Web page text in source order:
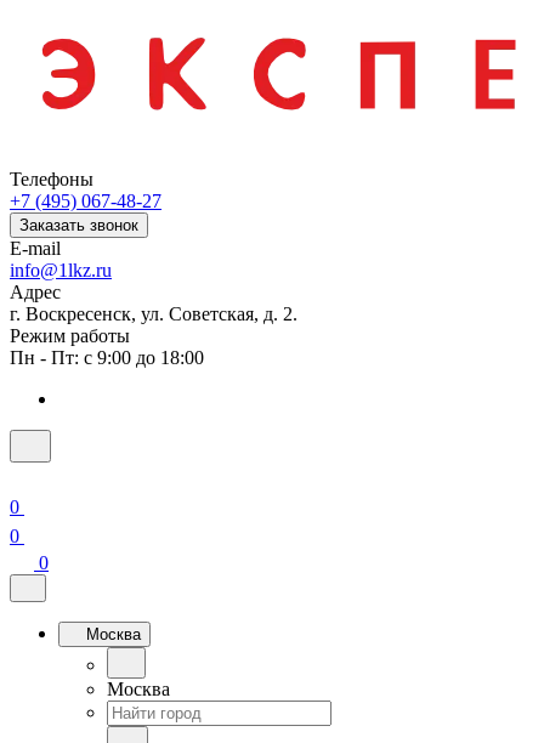
Телефоны
+7 (495) 067-48-27
Заказать звонок
E-mail
info@1lkz.ru
Адрес
г. Воскресенск, ул. Советская, д. 2.
Режим работы
Пн - Пт: с 9:00 до 18:00
0
0
0
Москва
Москва